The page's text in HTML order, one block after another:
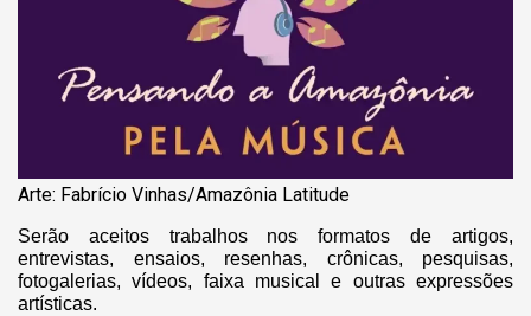
Arte: Fabrício Vinhas/Amazônia Latitude
Serão aceitos trabalhos nos formatos de artigos,
entrevistas, ensaios, resenhas, crônicas, pesquisas,
fotogalerias, vídeos, faixa musical e outras expressões
artísticas.